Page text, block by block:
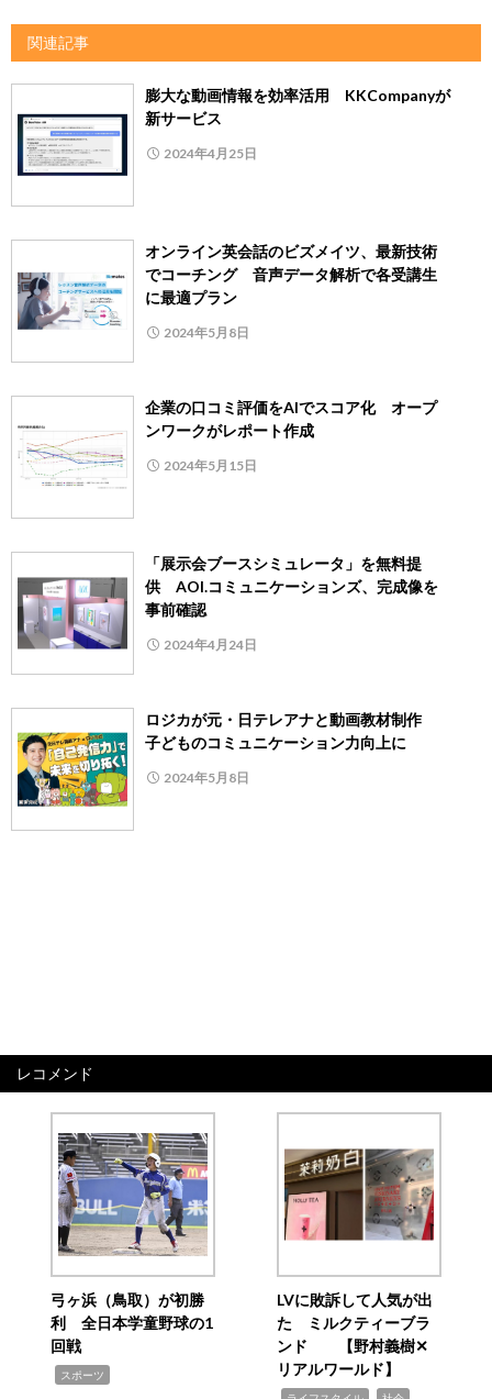
関連記事
膨大な動画情報を効率活用 KKCompanyが
新サービス
2024年4月25日
オンライン英会話のビズメイツ、最新技術
でコーチング 音声データ解析で各受講生
に最適プラン
2024年5月8日
企業の口コミ評価をAIでスコア化 オープ
ンワークがレポート作成
2024年5月15日
「展示会ブースシミュレータ」を無料提
供 AOI.コミュニケーションズ、完成像を
事前確認
2024年4月24日
ロジカが元・日テレアナと動画教材制作
子どものコミュニケーション力向上に
2024年5月8日
レコメンド
弓ヶ浜（鳥取）が初勝
利 全日本学童野球の1
回戦
スポーツ
LVに敗訴して人気が出
た ミルクティーブラ
ンド 【野村義樹✕
リアルワールド】